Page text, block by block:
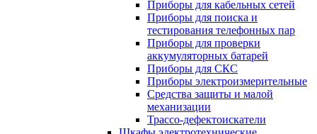
Приборы для кабельных сетей
Приборы для поиска и
тестирования телефонных пар
Приборы для проверки
аккумуляторных батарей
Приборы для СКС
Приборы электроизмерительные
Средства защиты и малой
механизации
Трассо-дефектоискатели